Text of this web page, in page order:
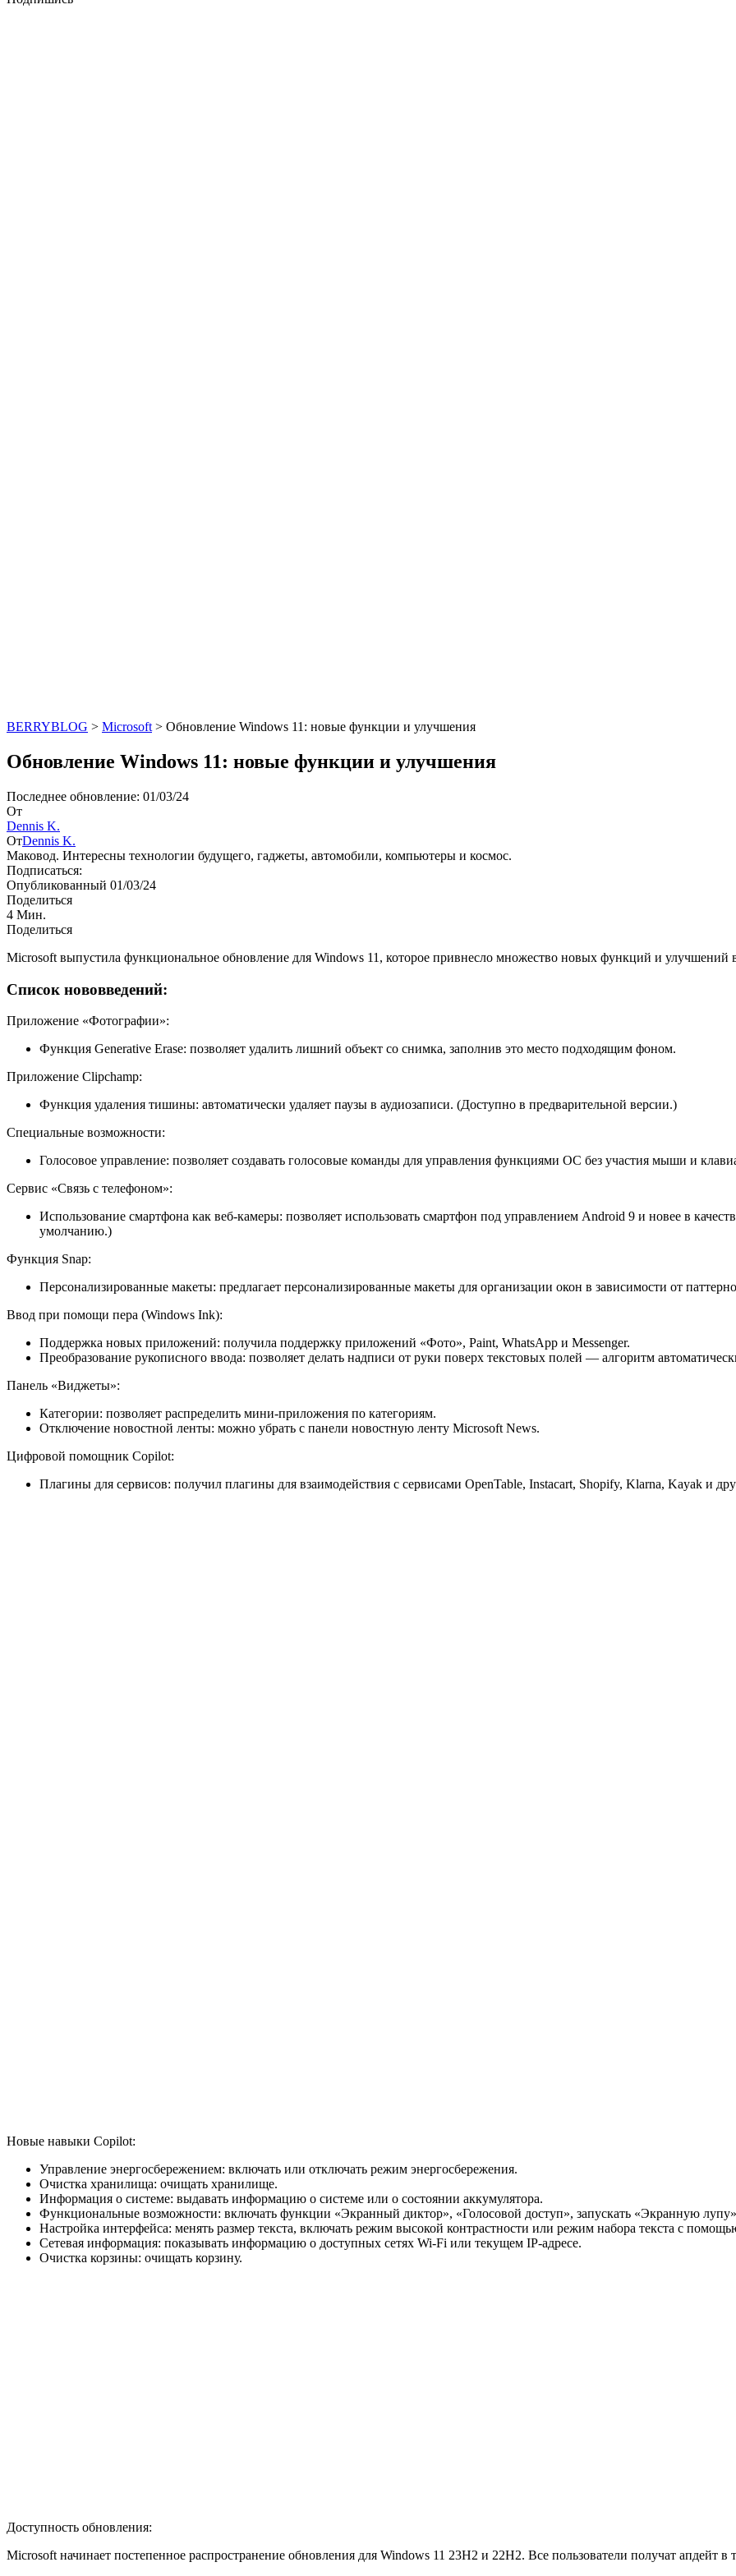
BERRYBLOG > Microsoft > Обновление Windows 11: новые функции и улучшения
Обновление Windows 11: новые функции и улучшения
Последнее обновление: 01/03/24
От
Dennis K.
ОтDennis K.
Маковод. Интересны технологии будущего, гаджеты, автомобили, компьютеры и космос.
Подписаться:
Опубликованный 01/03/24
Поделиться
4 Мин.
Поделиться
Microsoft выпустила функциональное обновление для Windows 11, которое привнесло множество новых функций и
Список нововведений:
Приложение «Фотографии»:
Функция Generative Erase: позволяет удалить лишний объект со снимка, заполнив это место подходящим фоном.
Приложение Clipchamp:
Функция удаления тишины: автоматически удаляет паузы в аудиозаписи. (Доступно в предварительной версии.)
Специальные возможности:
Голосовое управление: позволяет создавать голосовые команды для управления функциями ОС без участия мыши и
Сервис «Связь с телефоном»:
Использование смартфона как веб-камеры: позволяет использовать смартфон под управлением Android 9 и новее в
умолчанию.)
Функция Snap:
Персонализированные макеты: предлагает персонализированные макеты для организации окон в зависимости от
Ввод при помощи пера (Windows Ink):
Поддержка новых приложений: получила поддержку приложений «Фото», Paint, WhatsApp и Messenger.
Преобразование рукописного ввода: позволяет делать надписи от руки поверх текстовых полей — алгоритм
Панель «Виджеты»:
Категории: позволяет распределить мини-приложения по категориям.
Отключение новостной ленты: можно убрать с панели новостную ленту Microsoft News.
Цифровой помощник Copilot:
Плагины для сервисов: получил плагины для взаимодействия с сервисами OpenTable, Instacart, Shopify, Klarna, Kayak и
Новые навыки Copilot:
Управление энергосбережением: включать или отключать режим энергосбережения.
Очистка хранилища: очищать хранилище.
Информация о системе: выдавать информацию о системе или о состоянии аккумулятора.
Функциональные возможности: включать функции «Экранный диктор», «Голосовой доступ», запускать «Экранную
Настройка интерфейса: менять размер текста, включать режим высокой контрастности или режим набора текста с
Сетевая информация: показывать информацию о доступных сетях Wi-Fi или текущем IP-адресе.
Очистка корзины: очищать корзину.
Доступность обновления:
Microsoft начинает постепенное распространение обновления для Windows 11 23H2 и 22H2. Все пользователи получат апдейт